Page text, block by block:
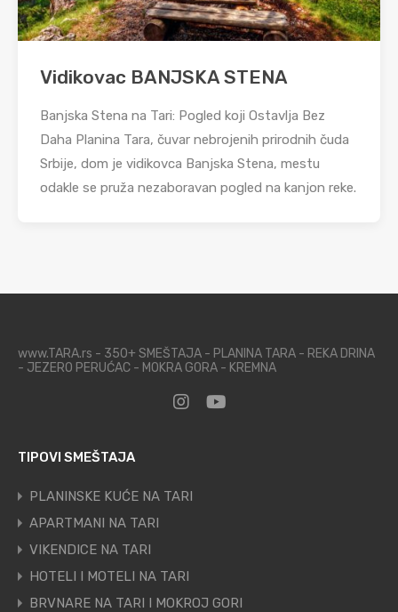
Vidikovac BANJSKA STENA
Banjska Stena na Tari: Pogled koji Ostavlja Bez
Daha Planina Tara, čuvar nebrojenih prirodnih čuda
Srbije, dom je vidikovca Banjska Stena, mestu
odakle se pruža nezaboravan pogled na kanjon reke.
www.TARA.rs - 350+ SMEŠTAJA - PLANINA TARA - REKA DRINA
- JEZERO PERUĆAC - MOKRA GORA - KREMNA
TIPOVI SMEŠTAJA
PLANINSKE KUĆE NA TARI
APARTMANI NA TARI
VIKENDICE NA TARI
HOTELI I MOTELI NA TARI
BRVNARE NA TARI I MOKROJ GORI